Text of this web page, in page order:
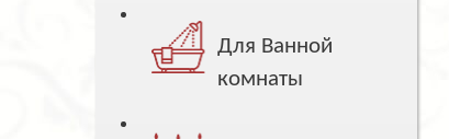
Для Ванной
комнаты